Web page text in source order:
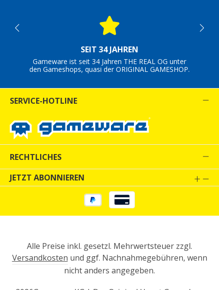
SEIT 34 JAHREN
Gameware ist seit 34 Jahren THE REAL OG unter
den Gameshops, quasi der ORIGINAL GAMESHOP.
SERVICE-HOTLINE
RECHTLICHES
JETZT ABONNIEREN
Alle Preise inkl. gesetzl. Mehrwertsteuer zzgl.
Versandkosten und ggf. Nachnahmegebühren, wenn
nicht anders angegeben.